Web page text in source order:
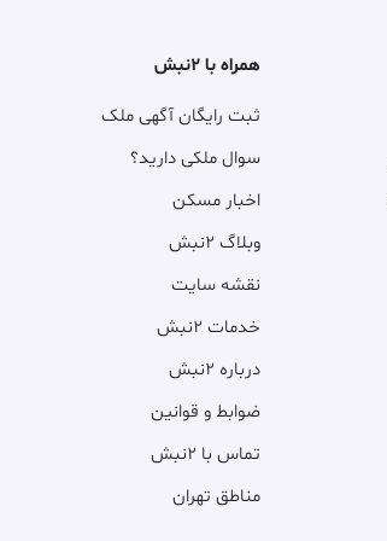
همراه با ۲نبش
ثبت رایگان آگهی ملک
سوال ملکی دارید؟
اخبار مسکن
وبلاگ ۲نبش
نقشه سایت
خدمات ۲نبش
درباره ۲نبش
ضوابط و قوانین
تماس با ۲نبش
مناطق تهران